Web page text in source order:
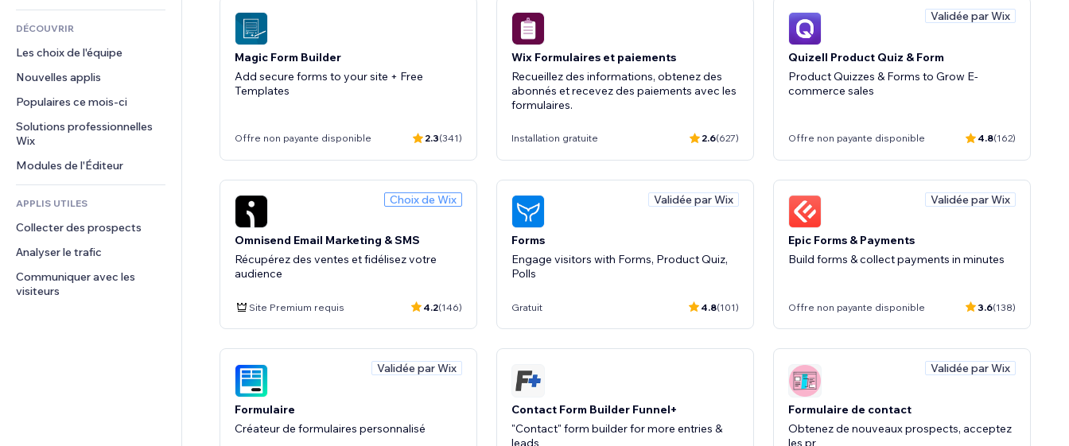
Graphiques et tableaux
DÉCOUVRIR
Les choix de l'équipe
Nouvelles applis
Populaires ce mois‑ci
Solutions professionnelles
Wix
Modules de l'Éditeur
APPLIS UTILES
Collecter des prospects
Analyser le trafic
Communiquer avec les
visiteurs
Magic Form Builder
Add secure forms to your site + Free
Templates
Offre non payante disponible 2.3(341)
Wix Formulaires et paiements
Recueillez des informations, obtenez des
abonnés et recevez des paiements avec les
formulaires.
Installation gratuite 2.6(627)
Validée par Wix
Quizell Product Quiz & Form
Product Quizzes & Forms to Grow E-
commerce sales
Offre non payante disponible 4.8(162)
Choix de Wix
Omnisend Email Marketing & SMS
Récupérez des ventes et fidélisez votre
audience
Site Premium requis 4.2(146)
Validée par Wix
Forms
Engage visitors with Forms, Product Quiz,
Polls
Gratuit 4.8(101)
Validée par Wix
Epic Forms & Payments
Build forms & collect payments in minutes
Offre non payante disponible 3.6(138)
Validée par Wix
Formulaire
Créateur de formulaires personnalisé
Contact Form Builder Funnel+
"Contact" form builder for more entries &
leads
Validée par Wix
Formulaire de contact
Obtenez de nouveaux prospects, acceptez
les pr